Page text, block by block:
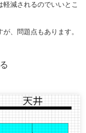
減されるのでいいとこ
、問題点もあります。